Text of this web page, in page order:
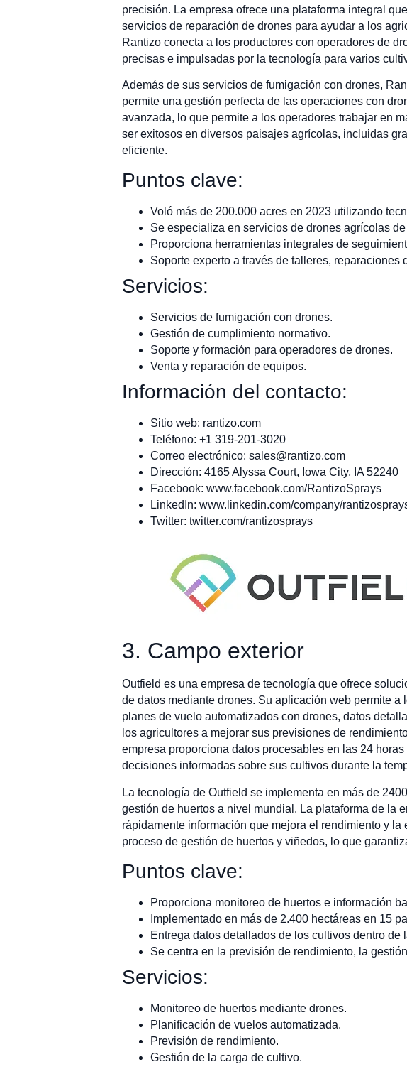
precisión. La empresa ofrece una plataforma integral
servicios de reparación de drones para ayudar a los
Rantizo conecta a los productores con operadores de
precisas e impulsadas por la tecnología para varios
Además de sus servicios de fumigación con drones,
permite una gestión perfecta de las operaciones con
avanzada, lo que permite a los operadores trabajar en
ser exitosos en diversos paisajes agrícolas, incluidas
eficiente.
Puntos clave:
Voló más de 200.000 acres en 2023 utilizando
Se especializa en servicios de drones agrícolas
Proporciona herramientas integrales de
Soporte experto a través de talleres, reparaciones
Servicios:
Servicios de fumigación con drones.
Gestión de cumplimiento normativo.
Soporte y formación para operadores de drones.
Venta y reparación de equipos.
Información del contacto:
Sitio web: rantizo.com
Teléfono: +1 319-201-3020
Correo electrónico: sales@rantizo.com
Dirección: 4165 Alyssa Court, Iowa City, IA 52240
Facebook: www.facebook.com/RantizoSprays
LinkedIn: www.linkedin.com/company/
Twitter: twitter.com/rantizosprays
3. Campo exterior
Outfield es una empresa de tecnología que ofrece
de datos mediante drones. Su aplicación web permite
planes de vuelo automatizados con drones, datos
los agricultores a mejorar sus previsiones de
empresa proporciona datos procesables en las 24
decisiones informadas sobre sus cultivos durante la
La tecnología de Outfield se implementa en más de
gestión de huertos a nivel mundial. La plataforma de la
rápidamente información que mejora el rendimiento y
proceso de gestión de huertos y viñedos, lo que
Puntos clave:
Proporciona monitoreo de huertos e información
Implementado en más de 2.400 hectáreas en 15
Entrega datos detallados de los cultivos dentro
Se centra en la previsión de rendimiento, la
Servicios:
Monitoreo de huertos mediante drones.
Planificación de vuelos automatizada.
Previsión de rendimiento.
Gestión de la carga de cultivo.